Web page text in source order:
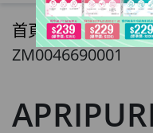
首頁/APRIPURE
ZM0046690001